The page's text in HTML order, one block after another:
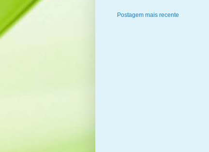
Postagem mais recente